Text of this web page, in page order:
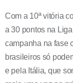
Com a 10ª vitória
a 30 pontos na
campanha na fase
brasileiros só
e pela Itália, que